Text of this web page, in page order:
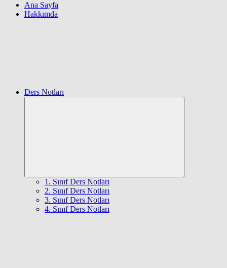
Ana Sayfa
Hakkımda
Ders Notları
1. Sınıf Ders Notları
2. Sınıf Ders Notları
3. Sınıf Ders Notları
4. Sınıf Ders Notları